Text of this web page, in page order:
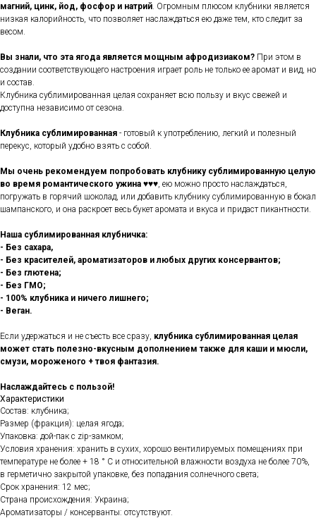
магний, цинк, йод, фосфор и натрий. Огромным плюсом клубники является
низкая калорийность, что позволяет наслаждаться ею даже тем, кто следит за
весом.
Вы знали, что эта ягода является мощным афродизиаком? При этом в
создании соответствующего настроения играет роль не только ее аромат и вид, но
и состав.
Клубника сублимированная целая сохраняет всю пользу и вкус свежей и
доступна независимо от сезона.
Клубника сублимированная - готовый к употреблению, легкий и полезный
перекус, который удобно взять с собой.
Мы очень рекомендуем попробовать клубнику сублимированную целую
во время романтического ужина ♥♥♥, ею можно просто наслаждаться,
погружать в горячий шоколад, или добавить клубнику сублимированную в бокал
шампанского, и она раскроет весь букет аромата и вкуса и придаст пикантности.
Наша сублимированная клубничка:
- Без сахара,
- Без красителей, ароматизаторов и любых других консервантов;
- Без глютена;
- Без ГМО;
- 100% клубника и ничего лишнего;
- Веган.
Если удержаться и не съесть все сразу, клубника сублимированная целая
может стать полезно-вкусным дополнением также для каши и мюсли,
смузи, мороженого + твоя фантазия.
Наслаждайтесь с пользой!
Характеристики
Состав: клубника;
Размер (фракция): целая ягода;
Упаковка: дой-пак с zip-замком;
Условия хранения: хранить в сухих, хорошо вентилируемых помещениях при
температуре не более + 18 ° С и относительной влажности воздуха не более 70%,
в герметично закрытой упаковке, без попадания солнечного света;
Срок хранения: 12 мес;
Страна происхождения: Украина;
Ароматизаторы / консерванты: отсутствуют.